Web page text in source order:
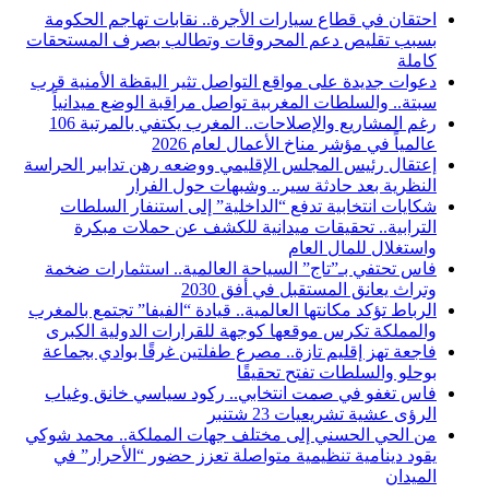
احتقان في قطاع سيارات الأجرة.. نقابات تهاجم الحكومة
بسبب تقليص دعم المحروقات وتطالب بصرف المستحقات
كاملة
دعوات جديدة على مواقع التواصل تثير اليقظة الأمنية قرب
سبتة.. والسلطات المغربية تواصل مراقبة الوضع ميدانياً
رغم المشاريع والإصلاحات.. المغرب يكتفي بالمرتبة 106
عالمياً في مؤشر مناخ الأعمال لعام 2026
إعتقال رئيس المجلس الإقليمي ووضعه رهن تدابير الحراسة
النظرية بعد حادثة سير.. وشبهات حول الفرار
شكايات انتخابية تدفع “الداخلية” إلى استنفار السلطات
الترابية.. تحقيقات ميدانية للكشف عن حملات مبكرة
واستغلال للمال العام
فاس تحتفي بـ”تاج” السياحة العالمية.. استثمارات ضخمة
وتراث يعانق المستقبل في أفق 2030
الرباط تؤكد مكانتها العالمية.. قيادة “الفيفا” تجتمع بالمغرب
والمملكة تكرس موقعها كوجهة للقرارات الدولية الكبرى
فاجعة تهز إقليم تازة.. مصرع طفلتين غرقًا بوادي بجماعة
بوحلو والسلطات تفتح تحقيقًا
فاس تغفو في صمت انتخابي.. ركود سياسي خانق وغياب
الرؤى عشية تشريعيات 23 شتنبر
من الحي الحسني إلى مختلف جهات المملكة.. محمد شوكي
يقود دينامية تنظيمية متواصلة تعزز حضور “الأحرار” في
الميدان